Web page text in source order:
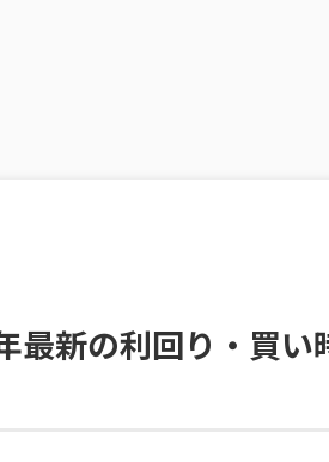
最新の利回り・買い